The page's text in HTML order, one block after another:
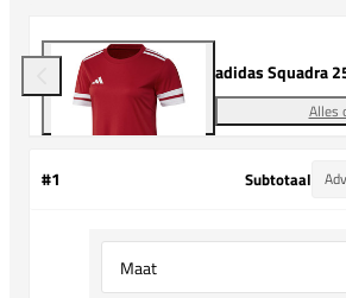
adidas Squadra
Alles
#1 Subtotaal